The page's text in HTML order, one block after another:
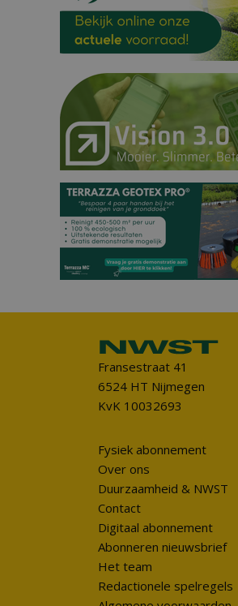
Fransestraat 41
6524 HT Nijmegen
KvK 10032693
Fysiek abonnement
Over ons
Duurzaamheid & NWST
Contact
Digitaal abonnement
Abonneren nieuwsbrief
Het team
Redactionele spelregels